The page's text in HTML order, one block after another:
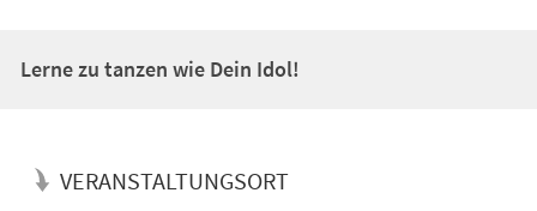
Lerne zu tanzen wie Dein Idol!
VERANSTALTUNGSORT